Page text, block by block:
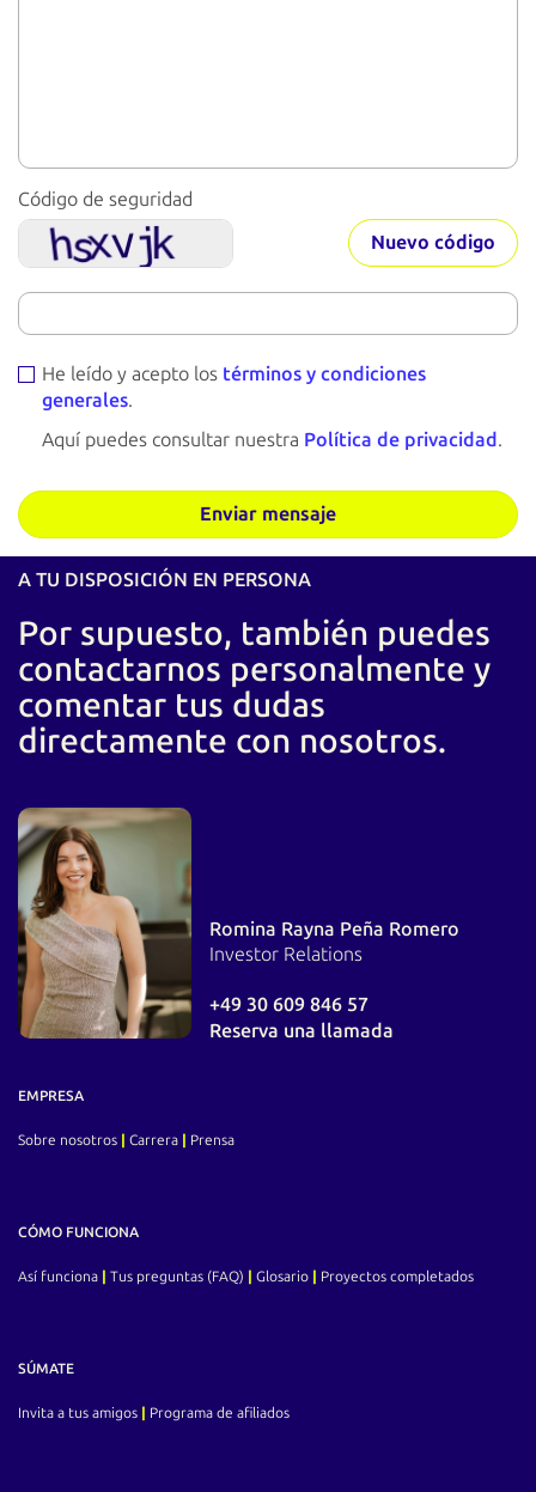
Código de seguridad
Nuevo código
He leído y acepto los términos y condiciones
generales.
Aquí puedes consultar nuestra Política de privacidad.
A TU DISPOSICIÓN EN PERSONA
Por supuesto, también puedes
contactarnos personalmente y
comentar tus dudas
directamente con nosotros.
Romina Rayna Peña Romero
Investor Relations
+49 30 609 846 57
Reserva una llamada
EMPRESA
Sobre nosotros Carrera Prensa
CÓMO FUNCIONA
Así funciona Tus preguntas (FAQ) Glosario Proyectos completados
SÚMATE
Invita a tus amigos Programa de afiliados